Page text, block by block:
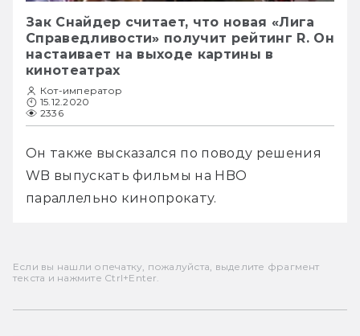
Зак Снайдер считает, что новая «Лига
Справедливости» получит рейтинг R. Он
настаивает на выходе картины в
кинотеатрах
Кот-император
15.12.2020
2336
Он также высказался по поводу решения
WB выпускать фильмы на HBO
параллельно кинопрокату.
Если вы нашли опечатку, пожалуйста, выделите фрагмент
текста и нажмите Ctrl+Enter.